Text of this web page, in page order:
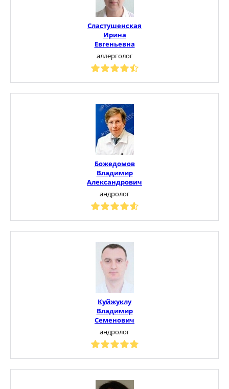
Сластушенская
Ирина
Евгеньевна
аллерголог
Божедомов
Владимир
Александрович
андролог
Куйжуклу
Владимир
Семенович
андролог